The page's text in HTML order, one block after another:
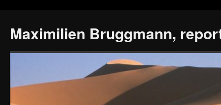
Maximilien Bruggmann,